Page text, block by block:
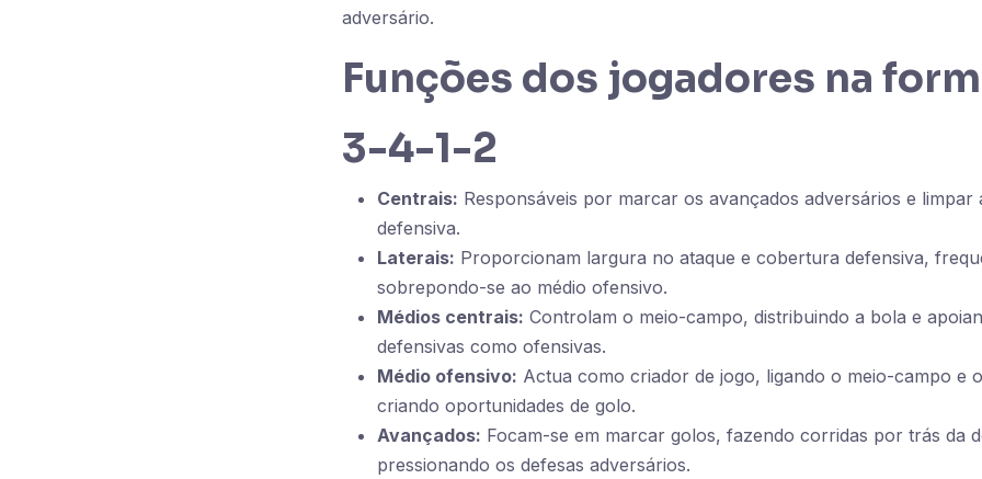
adversário.
Funções dos jogadores na
3-4-1-2
Centrais: Responsáveis por marcar os avançados adversários e limpar
defensiva.
Laterais: Proporcionam largura no ataque e cobertura defensiva,
sobrepondo-se ao médio ofensivo.
Médios centrais: Controlam o meio-campo, distribuindo a bola e
defensivas como ofensivas.
Médio ofensivo: Actua como criador de jogo, ligando o meio-campo e
criando oportunidades de golo.
Avançados: Focam-se em marcar golos, fazendo corridas por trás da
pressionando os defesas adversários.